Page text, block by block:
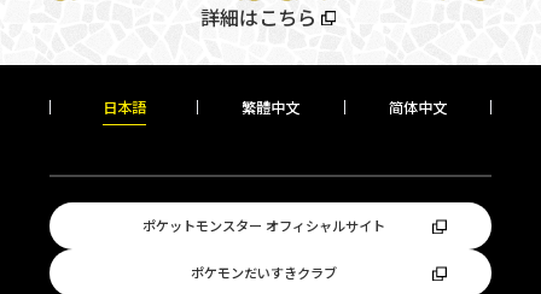
詳細はこちら
日本語 繁體中文 简体中文
ポケットモンスター オフィシャルサイト
ポケモンだいすきクラブ